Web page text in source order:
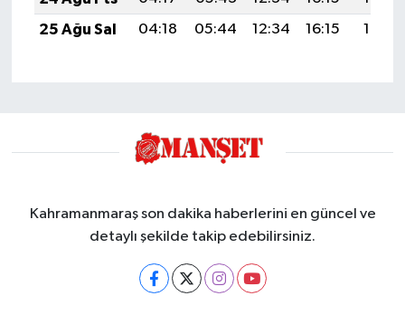
25 Ağu Sal
04:18 05:44 12:34 16:15 19:13
Kahramanmaraş son dakika haberlerini en güncel ve
detaylı şekilde takip edebilirsiniz.